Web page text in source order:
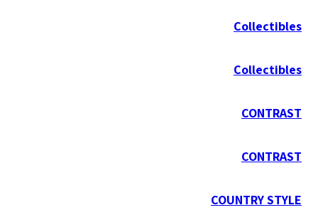
Collectibles
Collectibles
CONTRAST
CONTRAST
COUNTRY STYLE